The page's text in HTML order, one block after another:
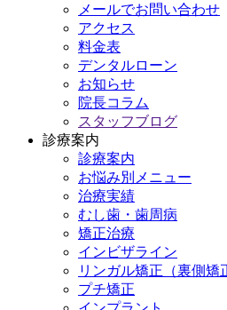
メールでお問い合わせ
アクセス
料金表
デンタルローン
お知らせ
院長コラム
スタッフブログ
診療案内
診療案内
お悩み別メニュー
治療実績
むし歯・歯周病
矯正治療
インビザライン
リンガル矯正（裏側矯
プチ矯正